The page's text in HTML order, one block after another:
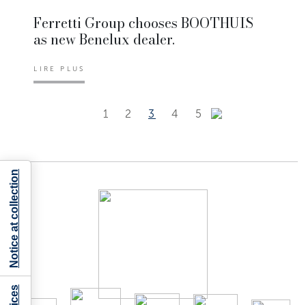
Ferretti Group chooses BOOTHUIS
as new Benelux dealer.
LIRE PLUS
1 2 3 4 5
Notice at collection